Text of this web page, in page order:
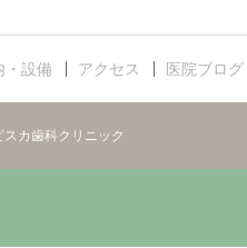
・設備 アクセス 医院ブログ
カ歯科クリニック